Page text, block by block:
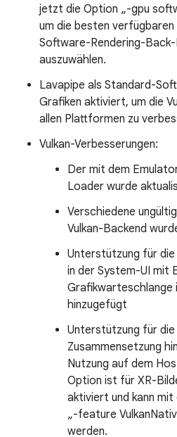
jetzt die Option „-gpu
um die besten verfügbaren
Software-Rendering-
auszuwählen.
Lavapipe als Standard-
Grafiken aktiviert, um die
allen Plattformen zu
Vulkan-Verbesserungen:
Der mit dem
Loader wurde
Verschiedene
Vulkan-Backend
Unterstützung für die
in der System-UI mit
Grafikwarteschlange
hinzugefügt
Unterstützung für die
Zusammensetzung
Nutzung auf dem
Option ist für XR-
aktiviert und kann
„-feature
werden.